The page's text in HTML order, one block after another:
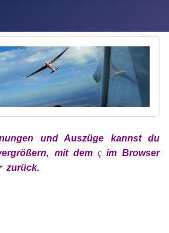
und Auszüge kannst du
mit demx çx imBrowser
zurück.